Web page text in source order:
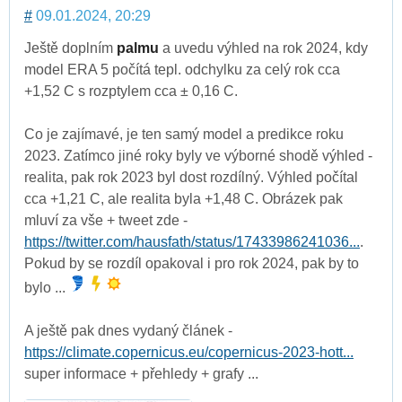
# 09.01.2024, 20:29
Ještě doplním palmu a uvedu výhled na rok 2024, kdy
model ERA 5 počítá tepl. odchylku za celý rok cca
+1,52 C s rozptylem cca ± 0,16 C.
Co je zajímavé, je ten samý model a predikce roku
2023. Zatímco jiné roky byly ve výborné shodě výhled -
realita, pak rok 2023 byl dost rozdílný. Výhled počítal
cca +1,21 C, ale realita byla +1,48 C. Obrázek pak
mluví za vše + tweet zde -
https://twitter.com/hausfath/status/17433986241036....
Pokud by se rozdíl opakoval i pro rok 2024, pak by to
bylo ...
A ještě pak dnes vydaný článek -
https://climate.copernicus.eu/copernicus-2023-hott...
super informace + přehledy + grafy ...